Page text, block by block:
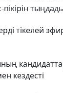
тікелей
кездесті